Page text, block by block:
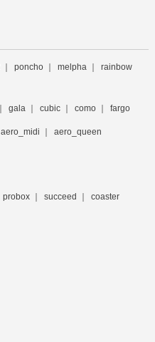
poncho melpha
rainbow
gala cubic como fargo
aero_midi
aero_queen
probox succeed
coaster